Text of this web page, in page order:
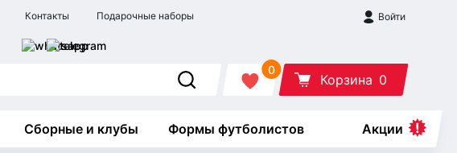
Контакты Подарочные наборы Войти
0
Корзина 0
Сборные и клубы Формы футболистов Акции